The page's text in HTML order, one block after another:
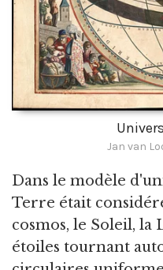
Jan van
Dans le modèle
Terre était
cosmos, le Soleil, la
étoiles tournant